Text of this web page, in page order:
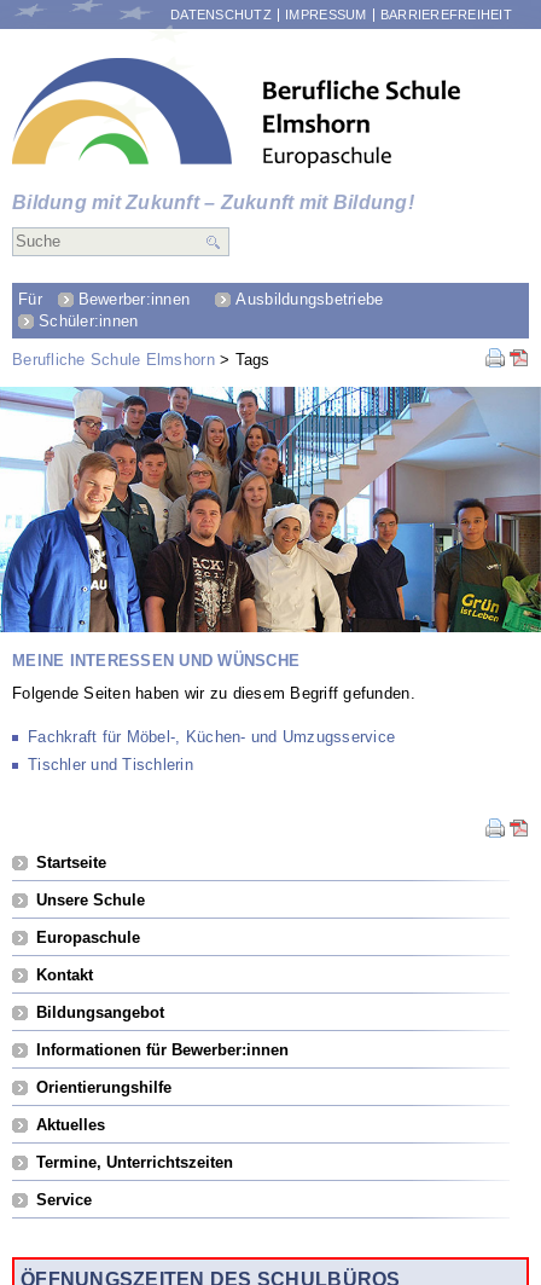
Bildung mit Zukunft – Zukunft mit Bildung!
ÜBERSPRINGEN
DATENSCHUTZ IMPRESSUM BARRIEREFREIHEIT
Für Bewerber:innen
Ausbildungsbetriebe
Schüler:innen
Berufliche Schule Elmshorn Tags
MEINE INTERESSEN UND WÜNSCHE
Folgende Seiten haben wir zu diesem Begriff gefunden.
Fachkraft für Möbel-, Küchen- und Umzugsservice
Tischler und Tischlerin
Navigation
Startseite
Unsere Schule
Europaschule
Kontakt
Bildungsangebot
Informationen für Bewerber:innen
Orientierungshilfe
Aktuelles
Termine, Unterrichtszeiten
Service
ÖFFNUNGSZEITEN DES SCHULBÜROS